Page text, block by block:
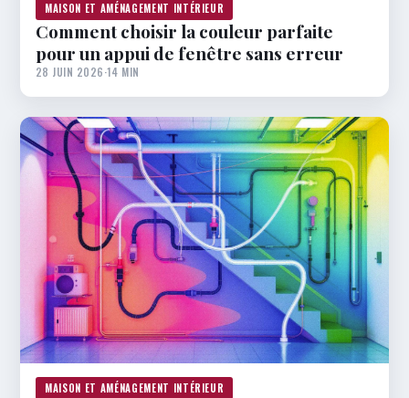
MAISON ET AMÉNAGEMENT INTÉRIEUR
Comment choisir la couleur parfaite
pour un appui de fenêtre sans erreur
28 JUIN 2026·14 MIN
MAISON ET AMÉNAGEMENT INTÉRIEUR